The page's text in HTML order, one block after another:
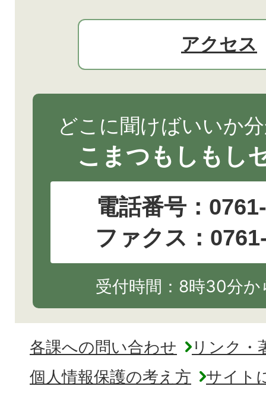
アクセス
どこに聞けばいいか
こまつもしもし
電話番号：
ファクス：
受付時間：8時30分
各課への問い合わせ
リンク・
個人情報保護の考え方
サイト